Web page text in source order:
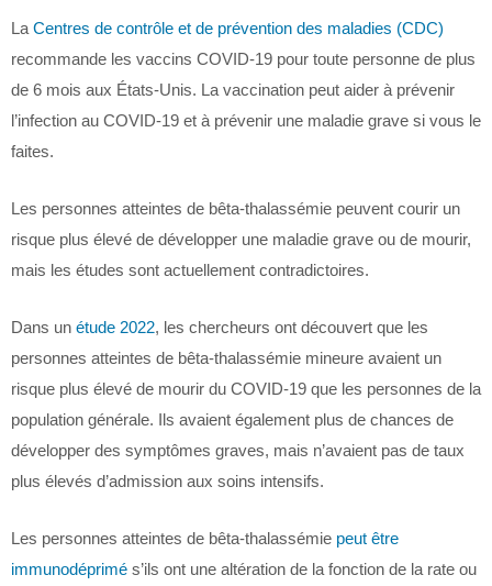
La Centres de contrôle et de prévention des maladies (CDC)
recommande les vaccins COVID-19 pour toute personne de plus
de 6 mois aux États-Unis. La vaccination peut aider à prévenir
l’infection au COVID-19 et à prévenir une maladie grave si vous le
faites.
Les personnes atteintes de bêta-thalassémie peuvent courir un
risque plus élevé de développer une maladie grave ou de mourir,
mais les études sont actuellement contradictoires.
Dans un étude 2022, les chercheurs ont découvert que les
personnes atteintes de bêta-thalassémie mineure avaient un
risque plus élevé de mourir du COVID-19 que les personnes de la
population générale. Ils avaient également plus de chances de
développer des symptômes graves, mais n’avaient pas de taux
plus élevés d’admission aux soins intensifs.
Les personnes atteintes de bêta-thalassémie peut être
immunodéprimé s’ils ont une altération de la fonction de la rate ou